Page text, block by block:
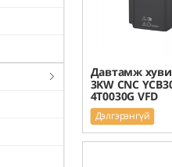
Давтамж
3KW CNC
4T0030G VFD
Дэлгэрэнгүй